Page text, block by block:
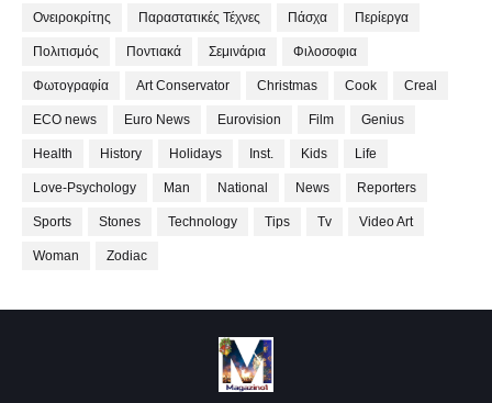
Ονειροκρίτης Παραστατικές Τέχνες Πάσχα Περίεργα
Πολιτισμός Ποντιακά Σεμινάρια Φιλοσοφια
Φωτογραφία Art Conservator Christmas Cook Creal
ECO news Euro News Eurovision Film Genius
Health History Holidays Inst. Kids Life
Love-Psychology Man National News Reporters
Sports Stones Technology Tips Tv Video Art
Woman Zodiac